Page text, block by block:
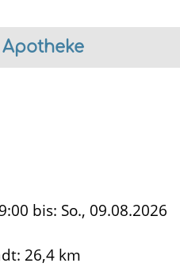
bis: So., 09.08.2026
: 26,4 km